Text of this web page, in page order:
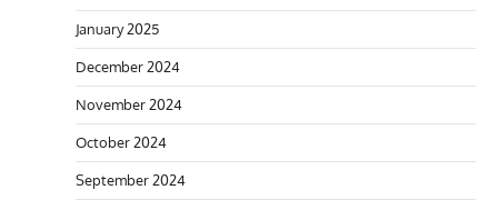
January 2025
December 2024
November 2024
October 2024
September 2024